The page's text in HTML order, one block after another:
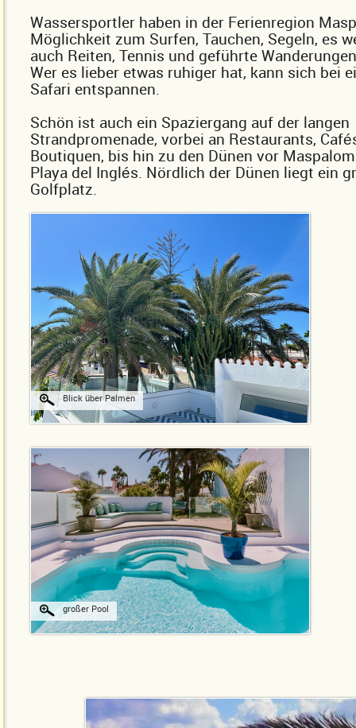
Wassersportler haben in der Ferienregion
Möglichkeit zum Surfen, Tauchen, Segeln, es
auch Reiten, Tennis und geführte
Wer es lieber etwas ruhiger hat, kann sich bei
Safari entspannen.
Schön ist auch ein Spaziergang auf der langen
Strandpromenade, vorbei an Restaurants,
Boutiquen, bis hin zu den Dünen vor
Playa del Inglés. Nördlich der Dünen liegt ein
Golfplatz.
Blick über Palmen
großer Pool